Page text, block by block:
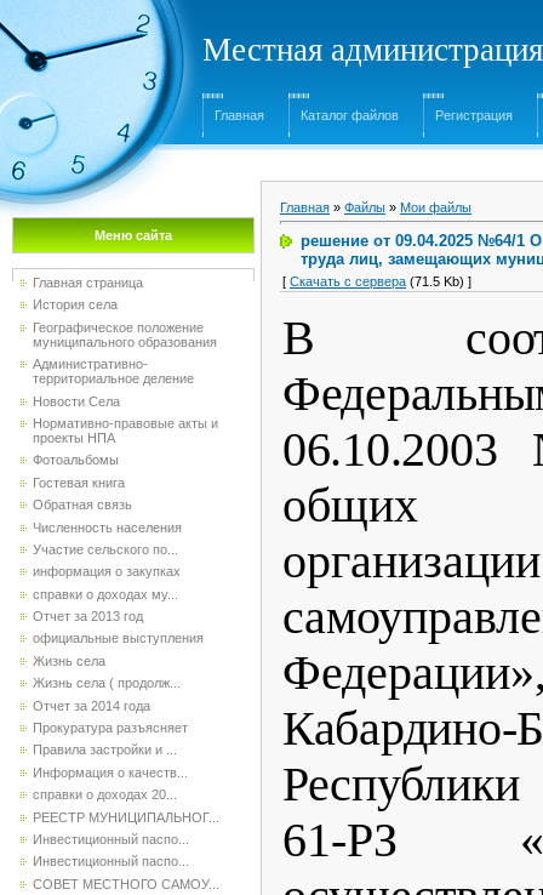
Местная
Главная Каталог файлов Регистрация
Меню сайта
Главная страница
История села
Географическое положение
муниципального образования
Административно-
территориальное деление
Новости Села
Нормативно-правовые акты и
проекты НПА
Фотоальбомы
Гостевая книга
Обратная связь
Численность населения
Участие сельского по...
информация о закупках
справки о доходах му...
Отчет за 2013 год
официальные выступления
Жизнь села
Жизнь села ( продолж...
Отчет за 2014 года
Прокуратура разъясняет
Правила застройки и ...
Информация о качеств...
справки о доходах 20...
РЕЕСТР МУНИЦИПАЛЬНОГ...
Инвестиционный паспо...
Инвестиционный паспо...
СОВЕТ МЕСТНОГО САМОУ...
Главная » Файлы » Мои файлы
решение от 09.04.2025 №64/1
труда лиц, замещающих
[ Скачать с сервера (71.5 Kb) ]
В
общих
Кабардино-
Республики
61-РЗ